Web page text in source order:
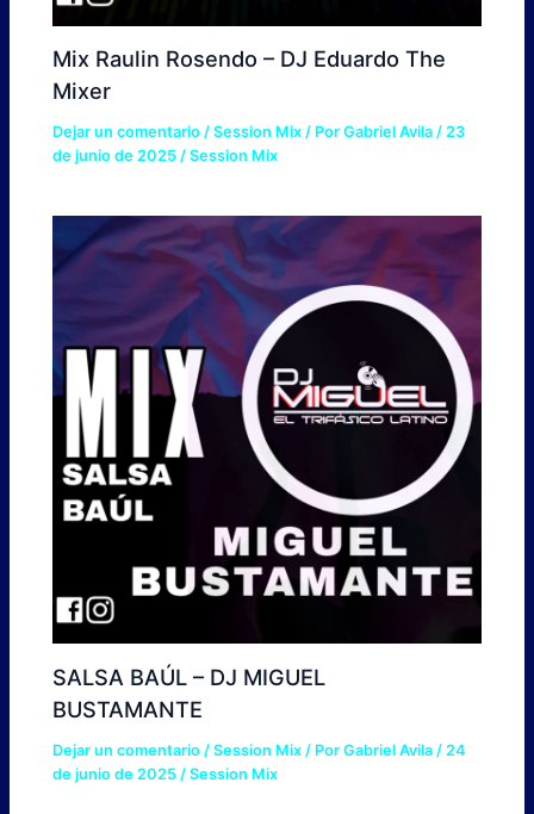
Mix Raulin Rosendo – DJ Eduardo The
Mixer
Dejar un comentario /Session Mix / PorGabriel Avila/23
de junio de 2025/Session Mix
SALSA BAÚL – DJ MIGUEL
BUSTAMANTE
Dejar un comentario /Session Mix / PorGabriel Avila / 24
de junio de 2025 /Session Mix